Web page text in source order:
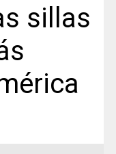
sillas